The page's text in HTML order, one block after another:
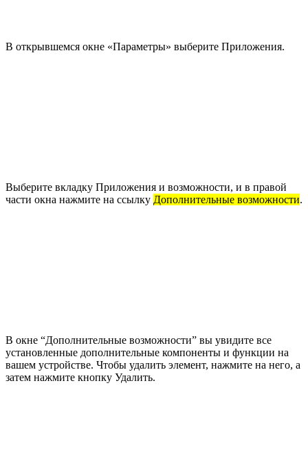
В открывшемся окне «Параметры» выберите Приложения.
Выберите вкладку Приложения и возможности, и в правой
части окна нажмите на ссылку Дополнительные возможности.
В окне “Дополнительные возможности” вы увидите все
установленные дополнительные компоненты и функции на
вашем устройстве. Чтобы удалить элемент, нажмите на него, а
затем нажмите кнопку Удалить.